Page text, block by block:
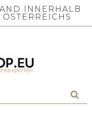
INNERHALB